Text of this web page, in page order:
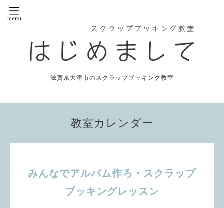
滋賀県大津市のスクラップブッキング教室
教室カレンダー
みんなでアルバム作ろ・スクラップ
ブッキングレッスン